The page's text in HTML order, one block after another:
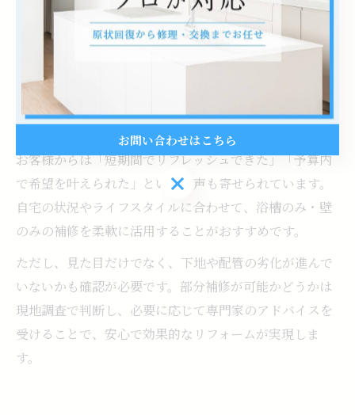
用対効果の高い選択肢です。例えば、浴槽表面の小傷や
ひび割れは、専用塗装や補修材で修復し、美観を回復で
きます。壁や床のカビや汚れも、部分的な張り替えやコ
ーティングで新品同様に仕上げることが可能です。
実際に埼玉県内の賃貸物件では、入退去時の原状回復や
コスト削減を目的に部分補修が多く利用されています。
お客様からは「短期間でリフレッシュできた」「予算内
で希望を叶えられた」といった声も寄せられています。
自宅の状況やライフスタイルに合わせて、浴槽のみ・壁
のみの補修を柔軟に活用することがおすすめです。
ただし、見た目だけでなく、下地や配管の劣化が進んで
いないかも確認が必要です。部分補修が可能かどうかは
現地調査で判断し、必要に応じて専門家のアドバイスを
受けることで、安心で効果的なリフォームが実現しま
す。
お問い合わせはこちら
お問い合わせはこちら